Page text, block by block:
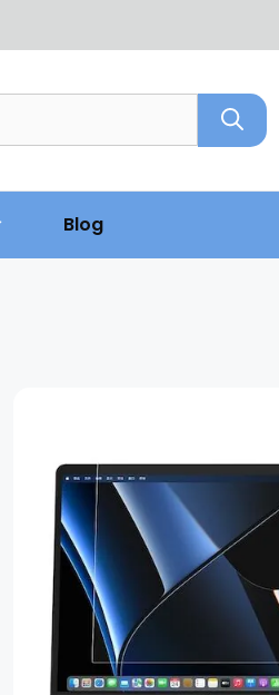
Blog